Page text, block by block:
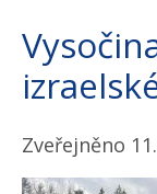
Zveřejněno